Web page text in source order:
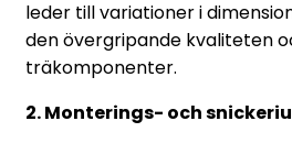
leder till variationer i
den övergripande kvaliteten
träkomponenter.
2. Monterings- och